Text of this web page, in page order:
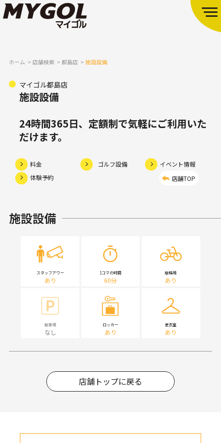
ホーム 店舗検索 都島店 施設設備
マイゴル都島店
施設設備
24時間365日、定額制で気軽にご利用いた
だけます。
料金 ゴルフ設備
イベント情報
体験予約
店舗TOP
施設設備
スタッフアワー
あり
1コマの時間
60分
駐輪場
あり
駐車場
なし
ロッカー
あり
更衣室
あり
店舗トップに戻る